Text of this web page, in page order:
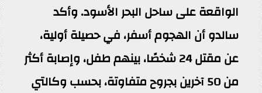
الواقعة على ساحل البحر الأسود. وأكد
سالدو أن الهجوم أسفر، في حصيلة أولية،
عن مقتل 24 شخصًا، بينهم طفل، وإصابة أكثر
من 50 آخرين بجروح متفاوتة، بحسب وكالتي